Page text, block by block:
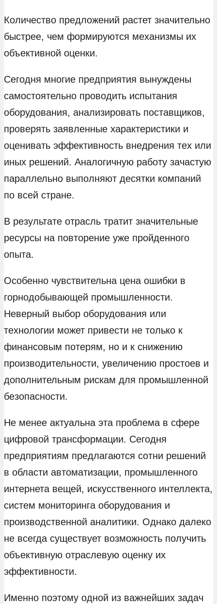
Количество предложений растет значительно
быстрее, чем формируются механизмы их
объективной оценки.
Сегодня многие предприятия вынуждены
самостоятельно проводить испытания
оборудования, анализировать поставщиков,
проверять заявленные характеристики и
оценивать эффективность внедрения тех или
иных решений. Аналогичную работу зачастую
параллельно выполняют десятки компаний
по всей стране.
В результате отрасль тратит значительные
ресурсы на повторение уже пройденного
опыта.
Особенно чувствительна цена ошибки в
горнодобывающей промышленности.
Неверный выбор оборудования или
технологии может привести не только к
финансовым потерям, но и к снижению
производительности, увеличению простоев и
дополнительным рискам для промышленной
безопасности.
Не менее актуальна эта проблема в сфере
цифровой трансформации. Сегодня
предприятиям предлагаются сотни решений
в области автоматизации, промышленного
интернета вещей, искусственного интеллекта,
систем мониторинга оборудования и
производственной аналитики. Однако далеко
не всегда существует возможность получить
объективную отраслевую оценку их
эффективности.
Именно поэтому одной из важнейших задач